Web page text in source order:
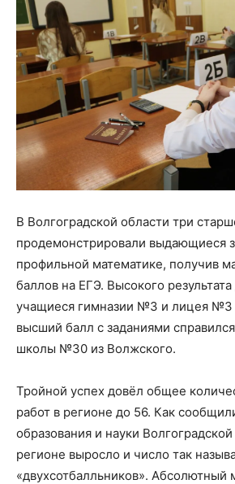
В Волгоградской области три
продемонстрировали выдающиеся
профильной математике, получив
баллов на ЕГЭ. Высокого
учащиеся гимназии №3 и лицея №3
высший балл с заданиями
школы №30 из Волжского.
Тройной успех довёл общее
работ в регионе до 56. Как
образования и науки
регионе выросло и число так
«двухсотбалльников». Абсолютный